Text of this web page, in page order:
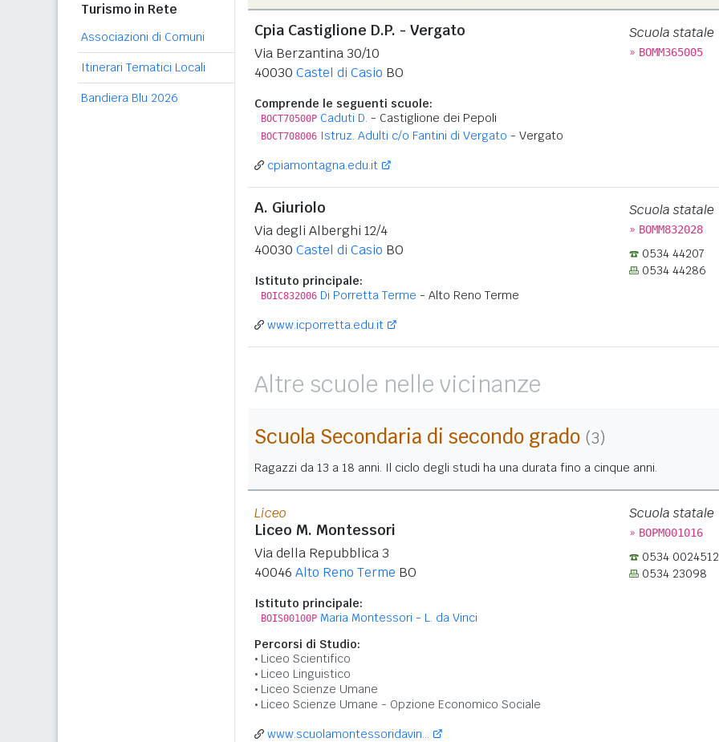
Turismo in Rete
Associazioni di Comuni
Itinerari Tematici Locali
Bandiera Blu 2026
Cpia Castiglione D.P. - Vergato
Via Berzantina 30/10
40030 Castel di Casio BO
Comprende le seguenti scuole:
BOCT70500P Caduti D. - Castiglione dei Pepoli
BOCT708006 Istruz. Adulti c/o Fantini di Vergato - Vergato
Scuola statale
» BOMM365005
cpiamontagna.edu.it
A. Giuriolo
Via degli Alberghi 12/4
40030 Castel di Casio BO
Istituto principale:
BOIC832006 Di Porretta Terme - Alto Reno Terme
Scuola statale
» BOMM832028
0534 44207
0534 44286
www.icporretta.edu.it
Altre scuole nelle vicinanze
Scuola Secondaria di secondo grado (3)
Ragazzi da 13 a 18 anni. Il ciclo degli studi ha una durata fino a cinque anni.
Liceo
Liceo M. Montessori
Via della Repubblica 3
40046 Alto Reno Terme BO
Istituto principale:
BOIS00100P Maria Montessori - L. da Vinci
Percorsi di Studio:
Liceo Scientifico
Liceo Linguistico
Liceo Scienze Umane
Liceo Scienze Umane - Opzione Economico Sociale
Scuola statale
» BOPM001016
0534 0024512
0534 23098
www.scuolamontessoridavin...